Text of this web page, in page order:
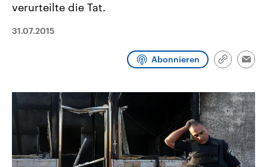
September 2026 einen neuen
CDU, SPD und FDP regiert.-
Wahlprogramme, aktuelle Berichte
und Hintergründe zu den Parteien
Programm Podcasts
Audio-Archiv
verurteilte die Tat.
31.07.2015
Abonnieren
Link